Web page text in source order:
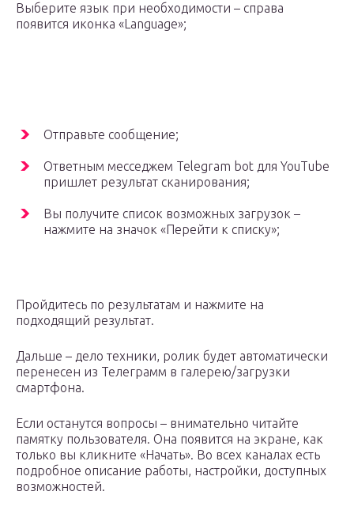
Выберите язык при необходимости – справа
появится иконка «Language»;
Отправьте сообщение;
Ответным месседжем Telegram bot для YouTube
пришлет результат сканирования;
Вы получите список возможных загрузок –
нажмите на значок «Перейти к списку»;
Пройдитесь по результатам и нажмите на
подходящий результат.
Дальше – дело техники, ролик будет автоматически
перенесен из Телеграмм в галерею/загрузки
смартфона.
Если останутся вопросы – внимательно читайте
памятку пользователя. Она появится на экране, как
только вы кликните «Начать». Во всех каналах есть
подробное описание работы, настройки, доступных
возможностей.